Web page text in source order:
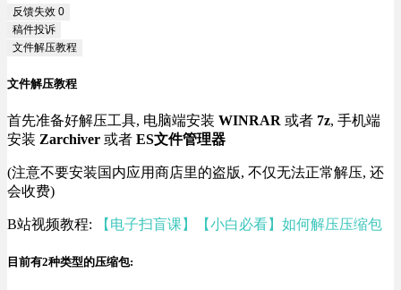
反馈失效 0
稿件投诉
文件解压教程
文件解压教程
首先准备好解压工具, 电脑端安装 WINRAR 或者 7z, 手机端
安装 Zarchiver 或者 ES文件管理器
(注意不要安装国内应用商店里的盗版, 不仅无法正常解压, 还
会收费)
B站视频教程: 【电子扫盲课】【小白必看】如何解压压缩包
目前有2种类型的压缩包: